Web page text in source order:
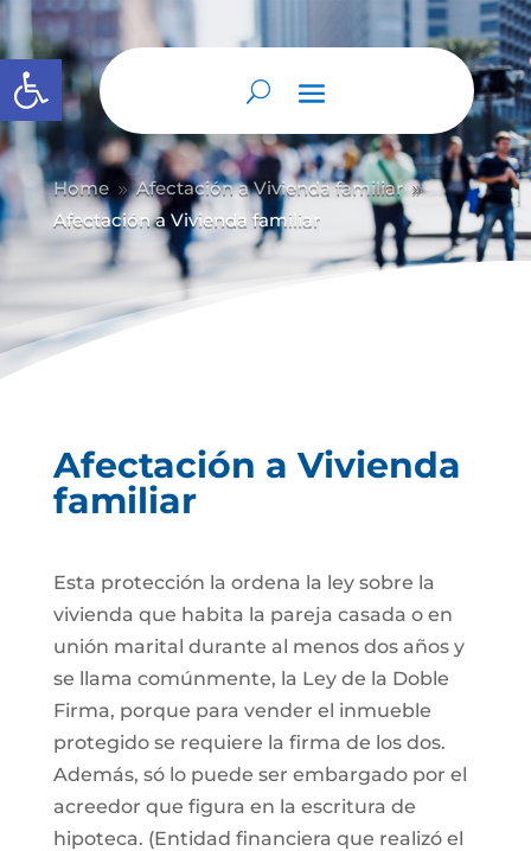
Abrir barra de herramientas
Home 9 Afectación a Vivienda familiar 9
Afectación a Vivienda familiar
Afectación a Vivienda
familiar
Esta protección la ordena la ley sobre la
vivienda que habita la pareja casada o en
unión marital durante al menos dos años y
se llama comúnmente, la Ley de la Doble
Firma, porque para vender el inmueble
protegido se requiere la firma de los dos.
Además, só lo puede ser embargado por el
acreedor que figura en la escritura de
hipoteca. (Entidad financiera que realizó el